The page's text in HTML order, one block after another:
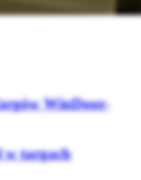
WinDoor-
w targach